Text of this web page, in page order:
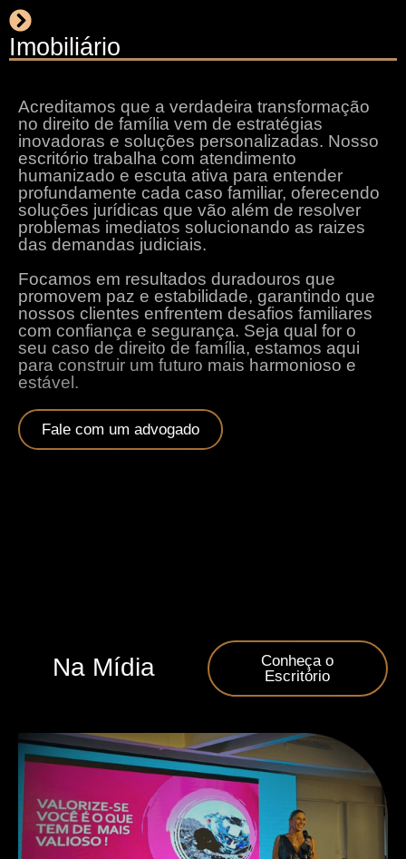
Imobiliário
Acreditamos que a verdadeira transformação
no direito de família vem de estratégias
inovadoras e soluções personalizadas. Nosso
escritório trabalha com atendimento
humanizado e escuta ativa para entender
profundamente cada caso familiar, oferecendo
soluções jurídicas que vão além de resolver
problemas imediatos solucionando as raizes
das demandas judiciais.
Focamos em resultados duradouros que
promovem paz e estabilidade, garantindo que
nossos clientes enfrentem desafios familiares
com confiança e segurança. Seja qual for o
seu caso de direito de família, estamos aqui
para construir um futuro mais harmonioso e
estável.
Fale com um advogado
Na Mídia
Conheça o
Escritório